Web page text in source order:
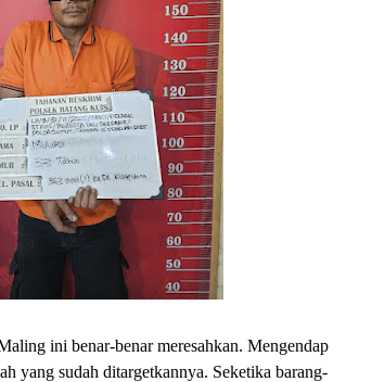
ini benar-benar meresahkan. Mengendap
yang sudah ditargetkannya. Seketika barang-